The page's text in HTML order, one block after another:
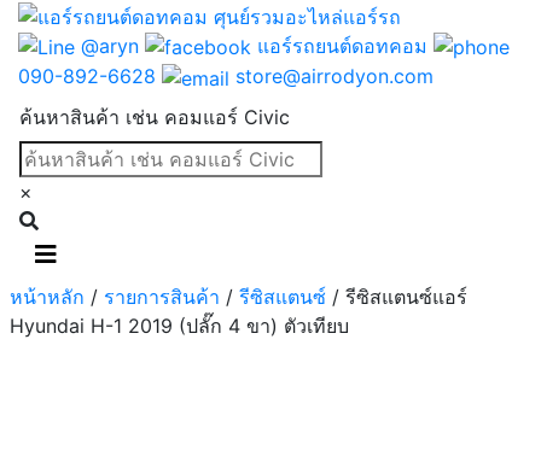
@aryn
แอร์รถยนต์ดอทคอม
090-892-6628
store@airrodyon.com
ค้นหาสินค้า เช่น คอมแอร์ Civic
×
หน้าหลัก / รายการสินค้า / รีซิสแตนซ์ / รีซิสแตนซ์แอร์
Hyundai H-1 2019 (ปลั๊ก 4 ขา) ตัวเทียบ